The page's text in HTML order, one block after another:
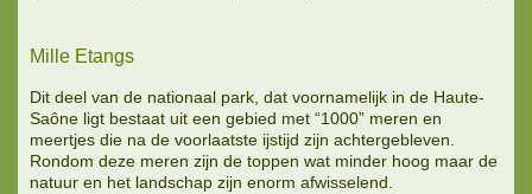
Mille Etangs
Dit deel van de nationaal park, dat voornamelijk in de Haute-
Saône ligt bestaat uit een gebied met “1000” meren en
meertjes die na de voorlaatste ijstijd zijn achtergebleven.
Rondom deze meren zijn de toppen wat minder hoog maar de
natuur en het landschap zijn enorm afwisselend.